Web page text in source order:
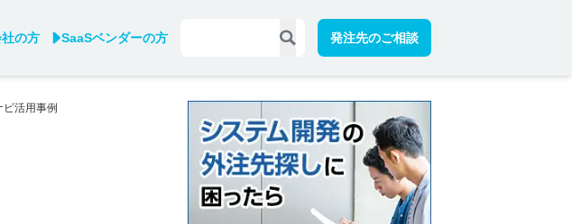
の方 SaaSベンダーの方 発注先のご相談
ビ活用事例